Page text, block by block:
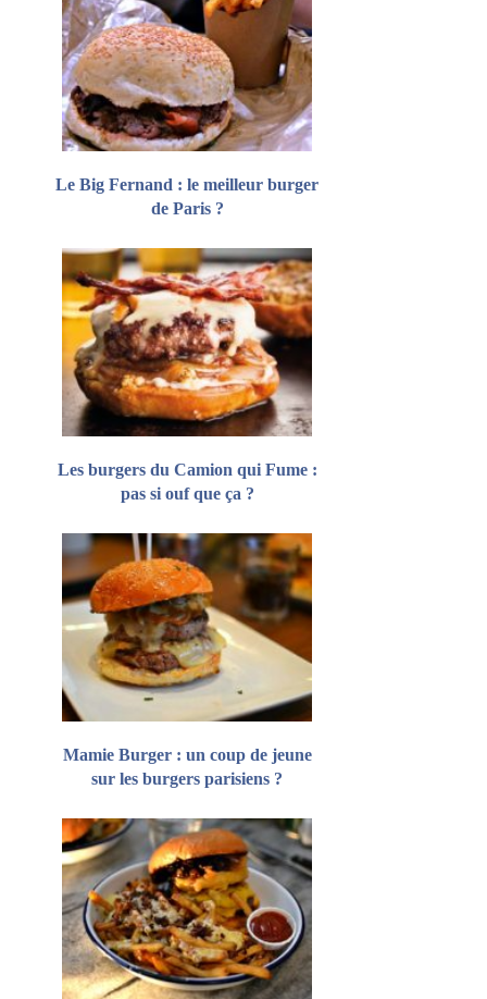
Le Big Fernand : le meilleur burger
de Paris ?
Les burgers du Camion qui Fume :
pas si ouf que ça ?
Mamie Burger : un coup de jeune
sur les burgers parisiens ?